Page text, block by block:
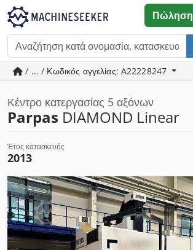
Πώληση
/ ... / Κωδικός αγγελίας: A22228247
Κέντρο κατεργασίας 5 αξόνων
Parpas DIAMOND Linear
Έτος κατασκευής
2013